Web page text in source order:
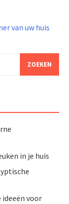
van uw huis
in je huis
voor